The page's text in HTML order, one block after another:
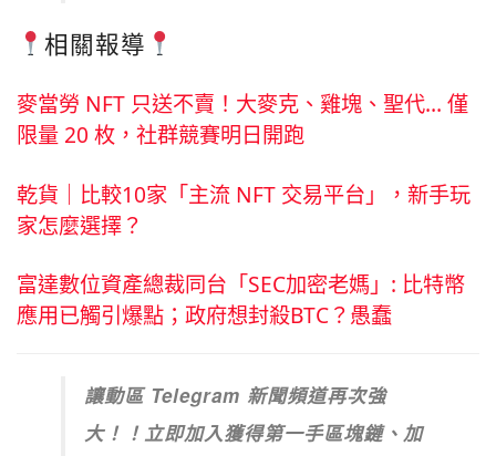
相關報導
麥當勞 NFT 只送不賣！大麥克、雞塊、聖代… 僅
限量 20 枚，社群競賽明日開跑
乾貨｜比較10家「主流 NFT 交易平台」，新手玩
家怎麼選擇？
富達數位資產總裁同台「SEC加密老媽」: 比特幣
應用已觸引爆點；政府想封殺BTC？愚蠢
讓動區 Telegram 新聞頻道再次強
大！！立即加入獲得第一手區塊鏈、加